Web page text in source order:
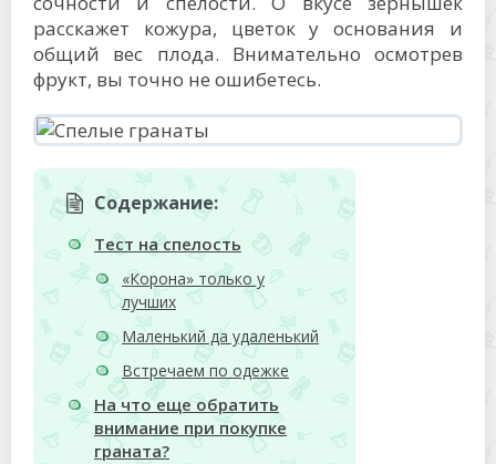
расскажет кожура, цветок у основания и
общий вес плода. Внимательно осмотрев
фрукт, вы точно не ошибетесь.
Содержание:
Тест на спелость
«Корона» только у
лучших
Маленький да удаленький
Встречаем по одежке
На что еще обратить
внимание при покупке
граната?